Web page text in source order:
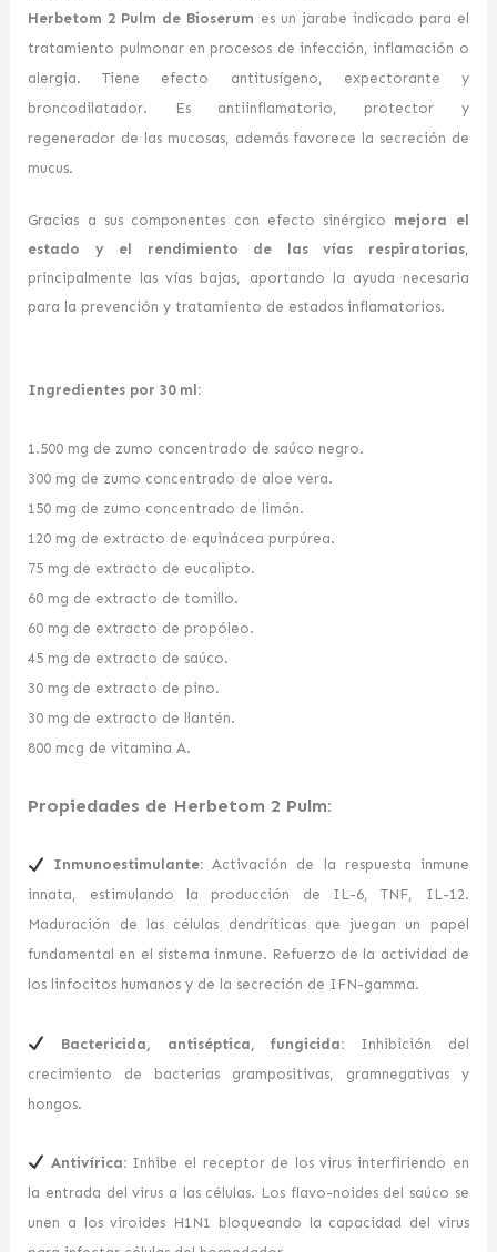
Herbetom 2 Pulm de Bioserum es un jarabe indicado para el
tratamiento pulmonar en procesos de infección, inflamación o
alergia. Tiene efecto antitusígeno, expectorante y
broncodilatador. Es antiinflamatorio, protector y
regenerador de las mucosas, además favorece la secreción de
mucus.
Gracias a sus componentes con efecto sinérgico mejora el
estado y el rendimiento de las vías respiratorias,
principalmente las vías bajas, aportando la ayuda necesaria
para la prevención y tratamiento de estados inflamatorios.
Ingredientes por 30 ml:
1.500 mg de zumo concentrado de saúco negro.
300 mg de zumo concentrado de aloe vera.
150 mg de zumo concentrado de limón.
120 mg de extracto de equinácea purpúrea.
75 mg de extracto de eucalipto.
60 mg de extracto de tomillo.
60 mg de extracto de propóleo.
45 mg de extracto de saúco.
30 mg de extracto de pino.
30 mg de extracto de llantén.
800 mcg de vitamina A.
Propiedades de Herbetom 2 Pulm:
Inmunoestimulante: Activación de la respuesta inmune
innata, estimulando la producción de IL-6, TNF, IL-12.
Maduración de las células dendríticas que juegan un papel
fundamental en el sistema inmune. Refuerzo de la actividad de
los linfocitos humanos y de la secreción de IFN-gamma.
Bactericida, antiséptica, fungicida: Inhibición del
crecimiento de bacterias grampositivas, gramnegativas y
hongos.
Antivírica:Inhibe el receptor de los virus interfiriendo en
la entrada del virus a las células. Los flavo-noides del saúco se
unen a los viroides H1N1 bloqueando la capacidad del virus